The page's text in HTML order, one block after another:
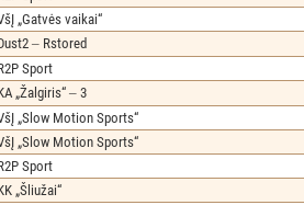
„Gatvės vaikai“
‒ Rstored
Sport
„Žalgiris“ ‒ 3
„Slow Motion Sports“
„Slow Motion Sports“
Sport
„Šliužai“